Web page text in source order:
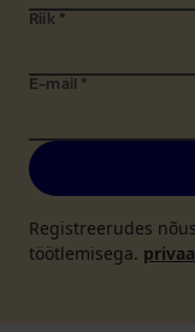
Riik *
E-mail *
Registreerudes
töötlemisega.